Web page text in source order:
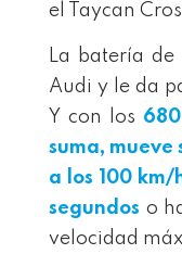
el Taycan
La batería
Audi y le da
Y con los
suma, mueve
a los 100
segundos o
velocidad